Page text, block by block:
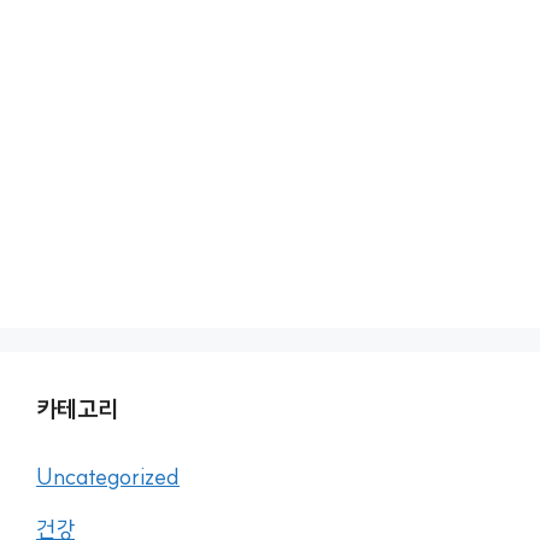
카테고리
Uncategorized
건강